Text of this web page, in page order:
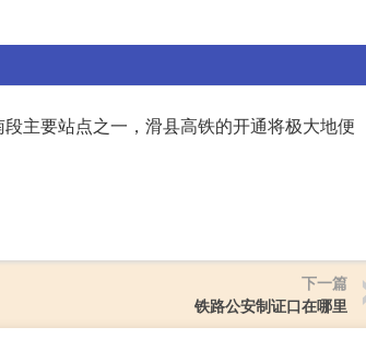
主要站点之一，滑县高铁的开通将极大地便
下一篇
铁路公安制证口在哪里